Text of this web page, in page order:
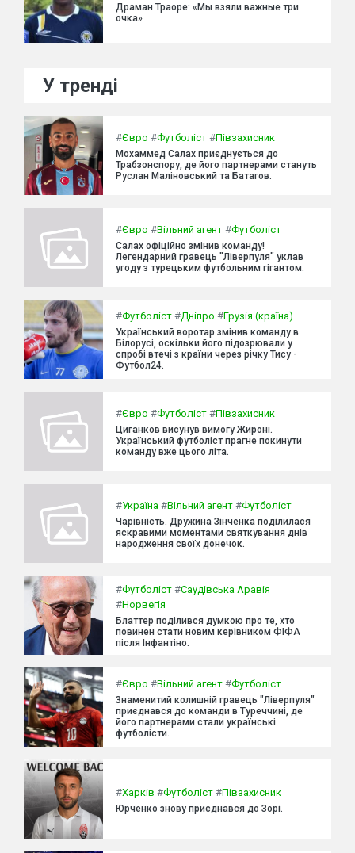
Драман Траоре: «Мы взяли важные три
очка»
У тренді
#Євро #Футболіст #Півзахисник
Мохаммед Салах приєднується до
Трабзонспору, де його партнерами стануть
Руслан Маліновський та Батагов.
#Євро #Вільний агент #Футболіст
Салах офіційно змінив команду!
Легендарний гравець "Ліверпуля" уклав
угоду з турецьким футбольним гігантом.
#Футболіст #Дніпро #Грузія (країна)
Український воротар змінив команду в
Білорусі, оскільки його підозрювали у
спробі втечі з країни через річку Тису -
Футбол24.
#Євро #Футболіст #Півзахисник
Циганков висунув вимогу Жироні.
Український футболіст прагне покинути
команду вже цього літа.
#Україна #Вільний агент #Футболіст
Чарівність. Дружина Зінченка поділилася
яскравими моментами святкування днів
народження своїх донечок.
#Футболіст #Саудівська Аравія
#Норвегія
Блаттер поділився думкою про те, хто
повинен стати новим керівником ФІФА
після Інфантіно.
#Євро #Вільний агент #Футболіст
Знаменитий колишній гравець "Ліверпуля"
приєднався до команди в Туреччині, де
його партнерами стали українські
футболісти.
#Харків #Футболіст #Півзахисник
Юрченко знову приєднався до Зорі.